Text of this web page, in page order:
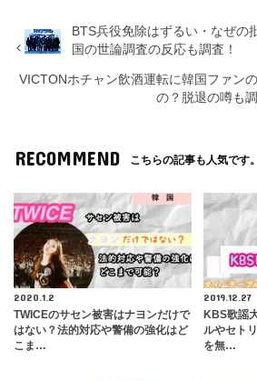
BTS兵役免除はずるい・なぜの
国の世論調査の反応も調査！
VICTONホチャン飲酒運転に韓国ファン
の？脱退の噂も
RECOMMEND こちらの記事も人気です。
韓 国
2020.1.2
TWICEのサセン被害はナヨンだけで
はない？法的対応や警備の強化はど
こま…
2019.12.27
KBS歌謡
ルやセト
を無…